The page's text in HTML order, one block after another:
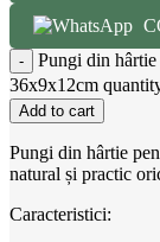
Pungi din
36x9x12cm
Add to cart
Pungi din hârtie
natural și practic
Caracteristici: